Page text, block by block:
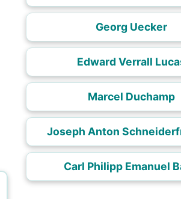
Georg Uecker
Edward Verrall
Marcel Duchamp
Joseph Anton
Carl Philipp Emanuel